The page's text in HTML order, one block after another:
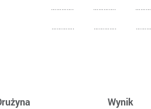
I …………. …………. ………
II …………. …………. ………
– Drużyna Wynik